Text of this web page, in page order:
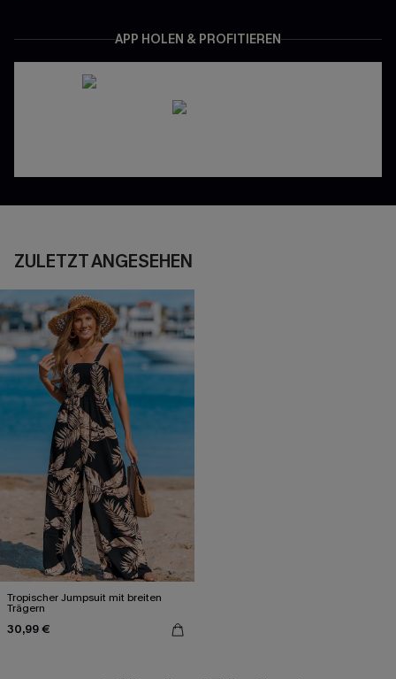
APP HOLEN & PROFITIEREN
ZULETZT ANGESEHEN
Tropischer Jumpsuit mit breiten
Trägern
30,99 €